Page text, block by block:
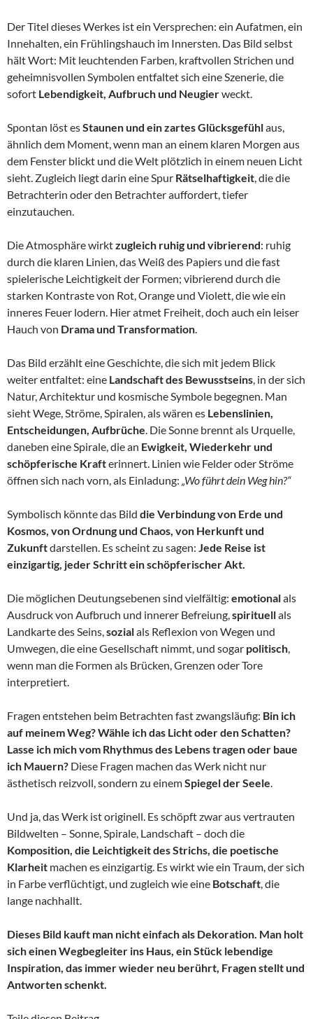
Der Titel dieses Werkes ist ein Versprechen: ein Aufatmen, ein
Innehalten, ein Frühlingshauch im Innersten. Das Bild selbst
hält Wort: Mit leuchtenden Farben, kraftvollen Strichen und
geheimnisvollen Symbolen entfaltet sich eine Szenerie, die
sofort Lebendigkeit, Aufbruch und Neugierweckt.
Spontan löst esStaunen und ein zartes Glücksgefühlaus,
ähnlich dem Moment, wenn man an einem klaren Morgen aus
dem Fenster blickt und die Welt plötzlich in einem neuen Licht
sieht. Zugleich liegt darin eine Spur Rätselhaftigkeit , die die
Betrachterin oder den Betrachter auffordert, tiefer
einzutauchen.
Die Atmosphäre wirktzugleich ruhig und vibrierend: ruhig
durch die klaren Linien, das Weiß des Papiers und die fast
spielerische Leichtigkeit der Formen; vibrierend durch die
starken Kontraste von Rot, Orange und Violett, die wie ein
inneres Feuer lodern. Hier atmet Freiheit, doch auch ein leiser
Hauch von Drama und Transformation
Das Bild erzählt eine Geschichte, die sich mit jedem Blick
weiter entfaltet: eine Landschaft des Bewusstseins , in der sich
Natur, Architektur und kosmische Symbole begegnen. Man
sieht Wege, Ströme, Spiralen, als wären es Lebenslinien,
Entscheidungen, Aufbrüche . Die Sonne brennt als Urquelle,
daneben eine Spirale, die an Ewigkeit, Wiederkehr und
schöpferische Krafterinnert. Linien wie Felder oder Ströme
öffnen sich nach vorn, als Einladung: „Wo führt dein Weg hin?“
Symbolisch könnte das Bild die Verbindung von Erde und
Kosmos, von Ordnung und Chaos, von Herkunft und
Zukunftdarstellen. Es scheint zu sagen: Jede Reise ist
einzigartig, jeder Schritt ein schöpferischer Akt.
Die möglichen Deutungsebenen sind vielfältig: emotionalals
Ausdruck von Aufbruch und innerer Befreiung, spirituellals
Landkarte des Seins, sozialals Reflexion von Wegen und
Umwegen, die eine Gesellschaft nimmt, und sogar politisch
wenn man die Formen als Brücken, Grenzen oder Tore
interpretiert.
Fragen entstehen beim Betrachten fast zwangsläufig: Bin ich
auf meinem Weg? Wähle ich das Licht oder den Schatten?
Lasse ich mich vom Rhythmus des Lebens tragen oder baue
ich Mauern? Diese Fragen machen das Werk nicht nur
ästhetisch reizvoll, sondern zu einemSpiegel der Seele
Und ja, das Werk ist originell. Es schöpft zwar aus vertrauten
Bildwelten – Sonne, Spirale, Landschaft – doch die
Komposition, die Leichtigkeit des Strichs, die poetische
Klarheit machen es einzigartig. Es wirkt wie ein Traum, der sich
in Farbe verflüchtigt, und zugleich wie eine Botschaft , die
lange nachhallt.
Dieses Bild kauft man nicht einfach als Dekoration. Man holt
sich einen Wegbegleiter ins Haus, ein Stück lebendige
Inspiration, das immer wieder neu berührt, Fragen stellt und
Antworten schenkt.